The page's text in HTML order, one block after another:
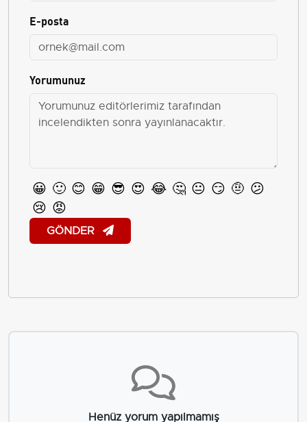
E-posta
Yorumunuz
😀 🙂 😊 😁 😎 😍 😂 🤔 😐 😏 🤨 😕
😢 😡
GÖNDER
Henüz yorum yapılmamış